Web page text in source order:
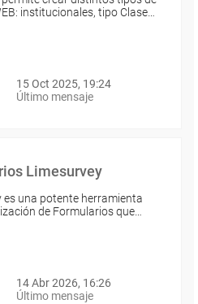
institucionales, tipo Clase…
15 Oct 2025, 19:24
Último mensaje
Limesurvey
es una potente herramienta
de Formularios que…
14 Abr 2026, 16:26
Último mensaje